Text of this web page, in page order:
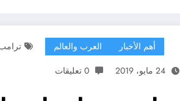
أهم الأخبار العرب والعالم
24 مايو، 2019
0 تعليقات